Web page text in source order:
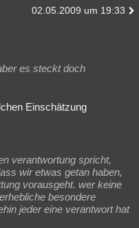
02.05.2009 um 19:33
es steckt doch
Einschätzung
verantwortung spricht,
wir etwas getan haben,
vorausgeht. wer keine
besondere
jeder eine verantwort hat